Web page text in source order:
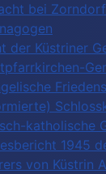
bei Zorndorf
der Küstriner
katholische
1945
von Küstrin